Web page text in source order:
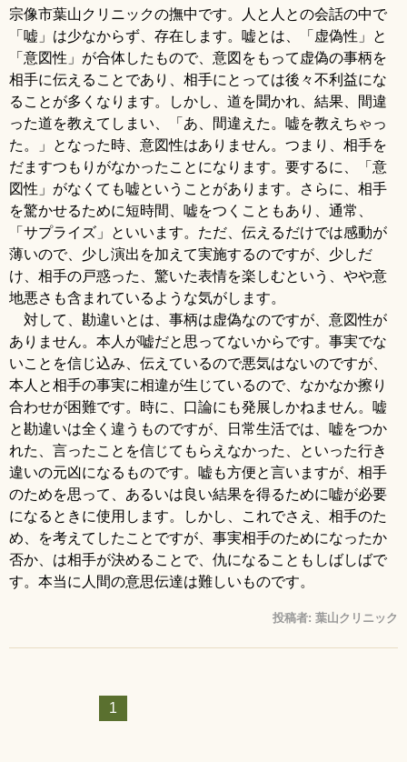
宗像市葉山クリニックの撫中です。人と人との会話の中で
「嘘」は少なからず、存在します。嘘とは、「虚偽性」と
「意図性」が合体したもので、意図をもって虚偽の事柄を
相手に伝えることであり、相手にとっては後々不利益にな
ることが多くなります。しかし、道を聞かれ、結果、間違
った道を教えてしまい、「あ、間違えた。嘘を教えちゃっ
た。」となった時、意図性はありません。つまり、相手を
だますつもりがなかったことになります。要するに、「意
図性」がなくても嘘ということがあります。さらに、相手
を驚かせるために短時間、嘘をつくこともあり、通常、
「サプライズ」といいます。ただ、伝えるだけでは感動が
薄いので、少し演出を加えて実施するのですが、少しだ
け、相手の戸惑った、驚いた表情を楽しむという、やや意
地悪さも含まれているような気がします。
対して、勘違いとは、事柄は虚偽なのですが、意図性が
ありません。本人が嘘だと思ってないからです。事実でな
いことを信じ込み、伝えているので悪気はないのですが、
本人と相手の事実に相違が生じているので、なかなか擦り
合わせが困難です。時に、口論にも発展しかねません。嘘
と勘違いは全く違うものですが、日常生活では、嘘をつか
れた、言ったことを信じてもらえなかった、といった行き
違いの元凶になるものです。嘘も方便と言いますが、相手
のためを思って、あるいは良い結果を得るために嘘が必要
になるときに使用します。しかし、これでさえ、相手のた
め、を考えてしたことですが、事実相手のためになったか
否か、は相手が決めることで、仇になることもしばしばで
す。本当に人間の意思伝達は難しいものです。
投稿者: 葉山クリニック
1